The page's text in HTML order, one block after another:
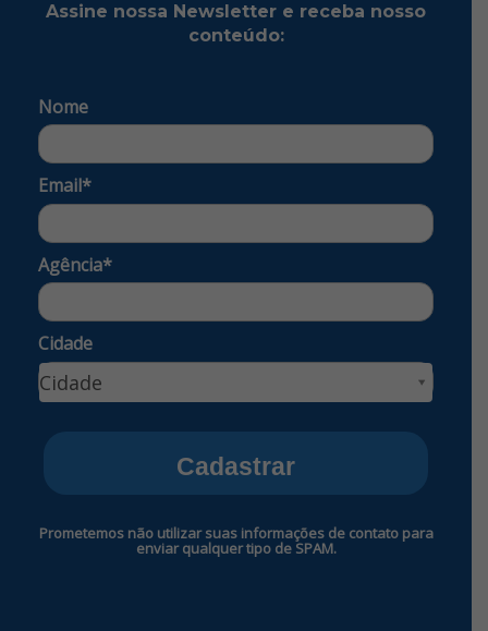
Assine nossa Newsletter e receba nosso
conteúdo:
Nome
Email*
Agência*
Cidade
Cidade
Cidade
Cadastrar
Prometemos não utilizar suas informações de contato para
enviar qualquer tipo de SPAM.